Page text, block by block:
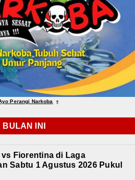
Perangi Narkoba ⇑
INI
vs Fiorentina di Laga
Sabtu 1 Agustus 2026 Pukul